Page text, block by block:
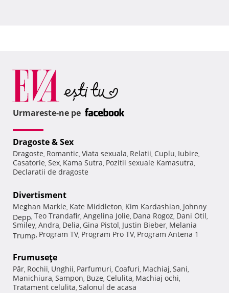
Urmareste-ne pe
Dragoste & Sex
Dragoste, Romantic, Viata sexuala, Relatii, Cuplu, Iubire,
Casatorie, Sex, Kama Sutra, Pozitii sexuale Kamasutra,
Declaratii de dragoste
Divertisment
Meghan Markle, Kate Middleton, Kim Kardashian, Johnny
Depp, Teo Trandafir, Angelina Jolie, Dana Rogoz, Dani Otil,
Smiley, Andra, Delia, Gina Pistol, Justin Bieber, Melania
Trump, Program TV, Program Pro TV, Program Antena 1
Frumuseţe
Păr, Rochii, Unghii, Parfumuri, Coafuri, Machiaj, Sani,
Manichiura, Sampon, Buze, Celulita, Machiaj ochi,
Tratament celulita, Salonul de acasa